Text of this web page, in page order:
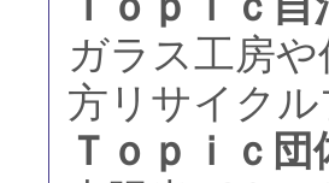
ガラス工房
方リサイク
Ｔｏｐｉｃ団